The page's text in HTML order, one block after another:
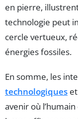
en pierre,
technologie peut
cercle vertueux,
énergies fossiles.
En somme, les
technologiques
avenir où